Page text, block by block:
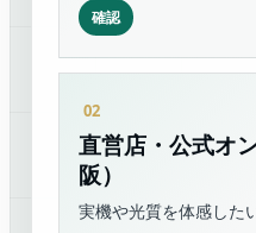
確認
直営店・公式オ
阪）
実機や光質を体感した